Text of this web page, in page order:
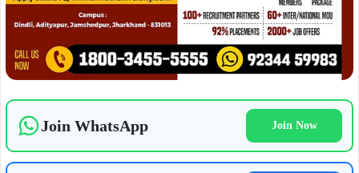
Join WhatsApp Join Now